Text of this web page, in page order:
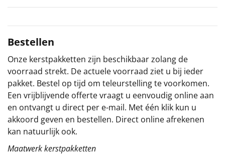
Particulier
Kerstgeschenken 2026
Relatiegeschenken
Cadeaubon
Per stuk
Bestellen
Onze kerstpakketten zijn beschikbaar zolang de
voorraad strekt. De actuele voorraad ziet u bij ieder
pakket. Bestel op tijd om teleurstelling te voorkomen.
Een vrijblijvende offerte vraagt u eenvoudig online aan
en ontvangt u direct per e-mail. Met één klik kun u
akkoord geven en bestellen. Direct online afrekenen
kan natuurlijk ook.
Maatwerk kerstpakketten